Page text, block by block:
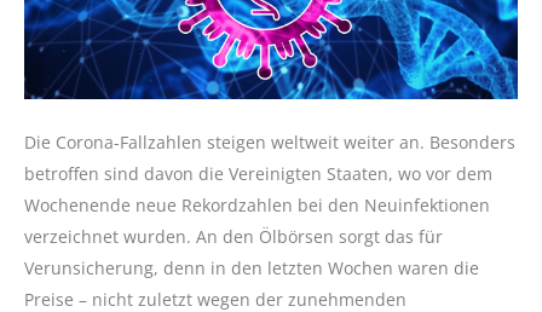
Die Corona-Fallzahlen steigen weltweit weiter an. Besonders
betroffen sind davon die Vereinigten Staaten, wo vor dem
Wochenende neue Rekordzahlen bei den Neuinfektionen
verzeichnet wurden. An den Ölbörsen sorgt das für
Verunsicherung, denn in den letzten Wochen waren die
Preise – nicht zuletzt wegen der zunehmenden